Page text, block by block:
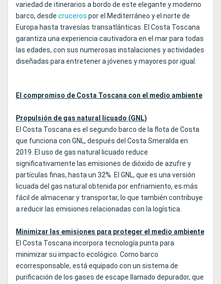
variedad de itinerarios a bordo de este elegante y moderno
barco, desde cruceros por el Mediterráneo y el norte de
Europa hasta travesías transatlánticas. El Costa Toscana
garantiza una experiencia cautivadora en el mar para todas
las edades, con sus numerosas instalaciones y actividades
diseñadas para entretener a jóvenes y mayores por igual.
El compromiso de Costa Toscana con el medio ambiente
Propulsión de gas natural licuado (GNL)
El Costa Toscana es el segundo barco de la flota de Costa
que funciona con GNL, después del Costa Smeralda en
2019. El uso de gas natural licuado reduce
significativamente las emisiones de dióxido de azufre y
partículas finas, hasta un 32%. El GNL, que es una versión
licuada del gas natural obtenida por enfriamiento, es más
fácil de almacenar y transportar, lo que también contribuye
a reducir las emisiones relacionadas con la logística.
Minimizar las emisiones para proteger el medio ambiente
El Costa Toscana incorpora tecnología punta para
minimizar su impacto ecológico. Como barco
ecorresponsable, está equipado con un sistema de
purificación de los gases de escape llamado depurador, que